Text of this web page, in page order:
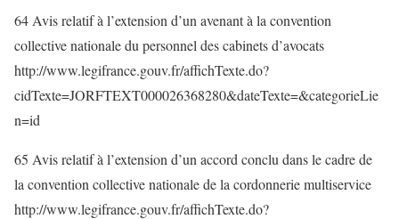
64 Avis relatif à l’extension d’un avenant à la convention
collective nationale du personnel des cabinets d’avocats
http://www.legifrance.gouv.fr/affichTexte.do?
cidTexte=JORFTEXT000026368280&dateTexte=&categorieLie
n=id
65 Avis relatif à l’extension d’un accord conclu dans le cadre de
la convention collective nationale de la cordonnerie multiservice
http://www.legifrance.gouv.fr/affichTexte.do?